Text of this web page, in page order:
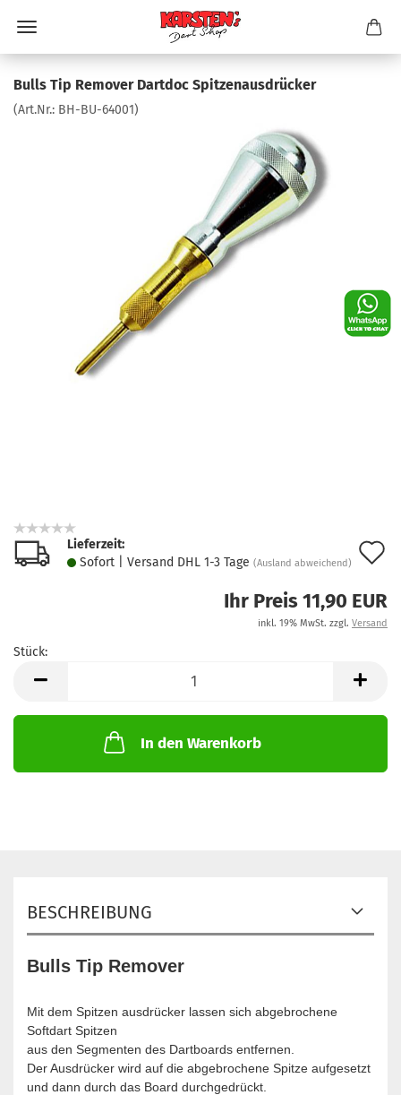
Bulls Tip Remover Dartdoc Spitzenausdrücker
(Art.Nr.: BH-BU-64001)
Lieferzeit:
Sofort | Versand DHL 1-3 Tage (Ausland abweichend)
Ihr Preis 11,90 EUR
inkl. 19% MwSt. zzgl. Versand
Stück:
In den Warenkorb
BESCHREIBUNG
Bulls Tip Remover
Mit dem Spitzen ausdrücker lassen sich abgebrochene
Softdart Spitzen
aus den Segmenten des Dartboards entfernen.
Der Ausdrücker wird auf die abgebrochene Spitze aufgesetzt
und dann durch das Board durchgedrückt.